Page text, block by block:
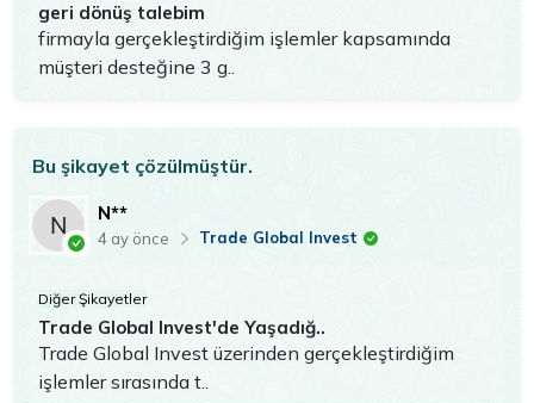
geri dönüş talebim
firmayla gerçekleştirdiğim işlemler kapsamında
müşteri desteğine 3 g..
Bu şikayet çözülmüştür.
N**
4 ay önce Trade Global Invest
Diğer Şikayetler
Trade Global Invest'de Yaşadığ..
Trade Global Invest üzerinden gerçekleştirdiğim
işlemler sırasında t..